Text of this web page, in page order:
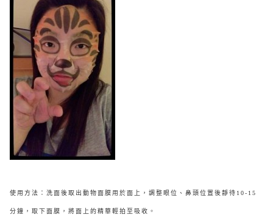
使用方法：洗面後取出動物面膜用於面上，調整眼位、鼻頭位置後靜待10-15
分鐘，取下面膜，將面上的精華輕拍至吸收。